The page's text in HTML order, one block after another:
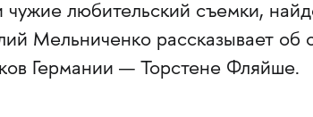
чужие любительский съемки,
Мельниченко рассказывает
Германии — Торстене Фляйше.